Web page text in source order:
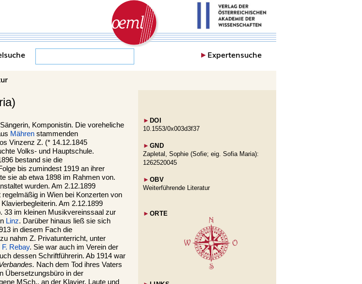
►Expertensuche
Komponistin. Die voreheliche
Mähren stammenden
Vinzenz Z. (* 14.12.1845
Volks- und Hauptschule.
bestand sie die
bis zumindest 1919 an ihrer
sie ab etwa 1898 im Rahmen von.
wurden. Am 2.12.1899
in Wien bei Konzerten von
Am 2.12.1899
33 im kleinen Musikvereinssaal zur
Linz. Darüber hinaus ließ sie sich
in diesem Fach die
nahm Z. Privatunterricht, unter
F. Rebay. Sie war auch im Verein der
dessen Schriftführerin. Ab 1914 war
Nach dem Tod ihres Vaters
Übersetzungsbüro in der
MSch., an der Klavier, Laute und
► DOI
10.1553/0x003d3f37
► GND
Zapletal, Sophie (Sofie; eig. Sofia Maria):
1262520045
► OBV
Weiterführende Literatur
► ORTE